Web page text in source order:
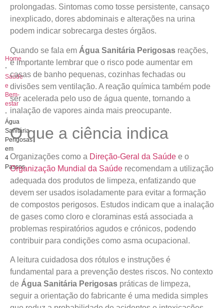
Home
-
Saúde
e
Bem-
estar
-
Água
Sanitária
Perigosas
em
4
Passos
prolongadas. Sintomas como tosse persistente, cansaço
inexplicado, dores abdominais e alterações na urina
podem indicar sobrecarga destes órgãos.
Quando se fala em Água Sanitária Perigosas reações,
é importante lembrar que o risco pode aumentar em
casas de banho pequenas, cozinhas fechadas ou
divisões sem ventilação. A reação química também pode
ser acelerada pelo uso de água quente, tornando a
inalação de vapores ainda mais preocupante.
O que a ciência indica
Organizações como a Direção-Geral da Saúde e o
Organização Mundial da Saúde recomendam a utilização
adequada dos produtos de limpeza, enfatizando que
devem ser usados isoladamente para evitar a formação
de compostos perigosos. Estudos indicam que a inalação
de gases como cloro e cloraminas está associada a
problemas respiratórios agudos e crónicos, podendo
contribuir para condições como asma ocupacional.
A leitura cuidadosa dos rótulos e instruções é
fundamental para a prevenção destes riscos. No contexto
de Água Sanitária Perigosas práticas de limpeza,
seguir a orientação do fabricante é uma medida simples